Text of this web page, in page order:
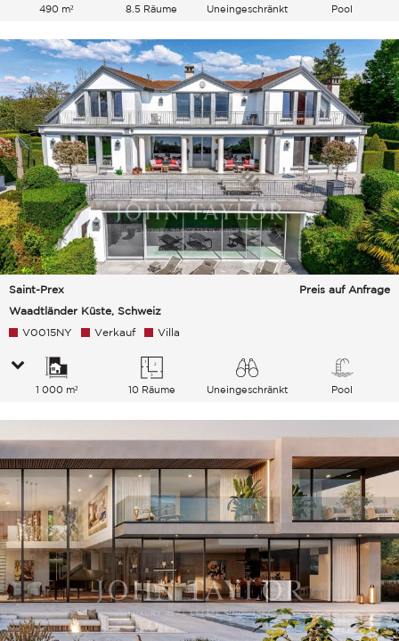
490 m² 8.5 Räume
Uneingeschränkt
Pool
Saint-Prex
Waadtländer Küste, Schweiz
Preis auf Anfrage
V0015NY Verkauf Villa
1 000 m² 10 Räume
Uneingeschränkt
Pool